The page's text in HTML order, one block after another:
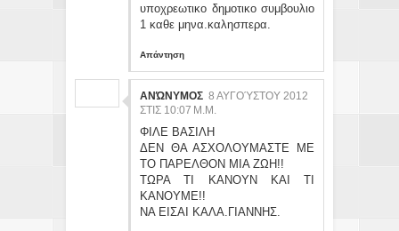
υποχρεωτικο δημοτικο συμβουλιο
1 καθε μηνα.καλησπερα.
Απάντηση
ΑΝΏΝΥΜΟΣ 8 ΑΥΓΟΎΣΤΟΥ 2012
ΣΤΙΣ 10:07 Μ.Μ.
ΦΙΛΕ ΒΑΣΙΛΗ
ΔΕΝ ΘΑ ΑΣΧΟΛΟΥΜΑΣΤΕ ΜΕ
ΤΟ ΠΑΡΕΛΘΟΝ ΜΙΑ ΖΩΗ!!
ΤΩΡΑ ΤΙ ΚΑΝΟΥΝ ΚΑΙ ΤΙ
ΚΑΝΟΥΜΕ!!
ΝΑ ΕΙΣΑΙ ΚΑΛΑ.ΓΙΑΝΝΗΣ.